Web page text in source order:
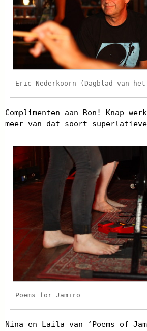
Eric Nederkoorn (Dagblad van het
Complimenten aan Ron! Knap
meer van dat soort
Poems for Jamiro
Nina en Laila van ‘Poems of